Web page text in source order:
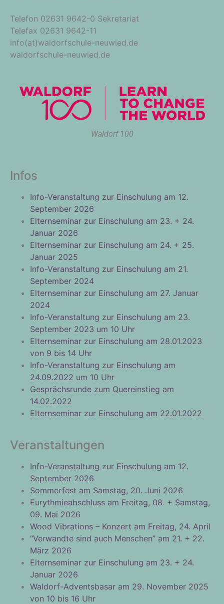
Telefon 02631 9642-0 Sekretariat
Telefax 02631 9642-11
info(at)waldorfschule-neuwied.de
waldorfschule-neuwied.de
Waldorf 100
Infos
Info-Veranstaltung zur Einschulung am 12.
September 2026
Elternseminar zur Einschulung am 23. + 24.
Januar 2026
Elternseminar zur Einschulung am 24. + 25.
Januar 2025
Info-Veranstaltung zur Einschulung am 21.
September 2024
Elternseminar zur Einschulung am 27. Januar
2024
Info-Veranstaltung zur Einschulung am 23.
September 2023 um 10 Uhr
Elternseminar zur Einschulung am 28.01.2023
von 9 bis 14 Uhr
Info-Veranstaltung zur Einschulung am
24.09.2022 um 10 Uhr
Gesprächsrunde zum Quereinstieg am
14.02.2022
Elternseminar zur Einschulung am 22.01.2022
Veranstaltungen
Info-Veranstaltung zur Einschulung am 12.
September 2026
Sommerfest am Samstag, 20. Juni 2026
Eurythmieabschluss am Freitag, 08. + Samstag,
09. Mai 2026
Wood Vibrations – Konzert am Freitag, 24. April
“Verwandte sind auch Menschen” am 21. + 22.
März 2026
Elternseminar zur Einschulung am 23. + 24.
Januar 2026
Waldorf-Adventsbasar am 29. November 2025
von 10 bis 16 Uhr